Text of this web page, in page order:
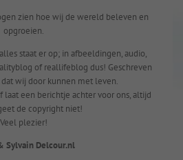
zien hoe wij de wereld beleven en
opgroeien.
staat er op; in afbeeldingen, audio,
of reallifeblog dus! Geschreven
dat wij door kunnen met leven.
laat een berichtje achter voor ons, altijd
de copyright niet!
Veel plezier!
Sylvain Delcour.nl